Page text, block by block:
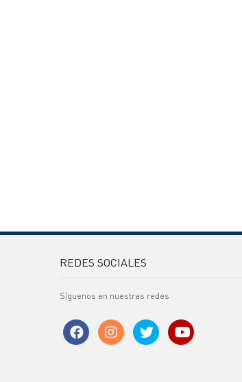
REDES SOCIALES
Síguenos en nuestras redes